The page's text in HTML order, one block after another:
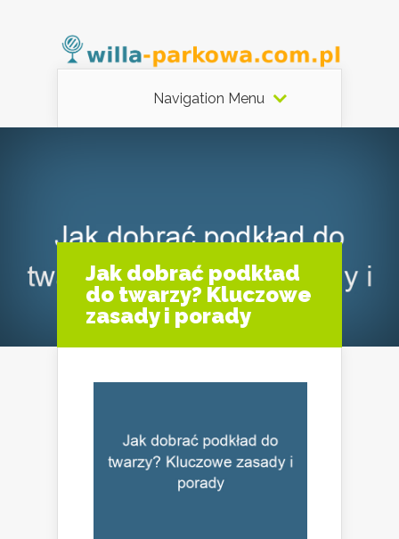
Navigation Menu
Jak dobrać podkład
do twarzy? Kluczowe
zasady i porady